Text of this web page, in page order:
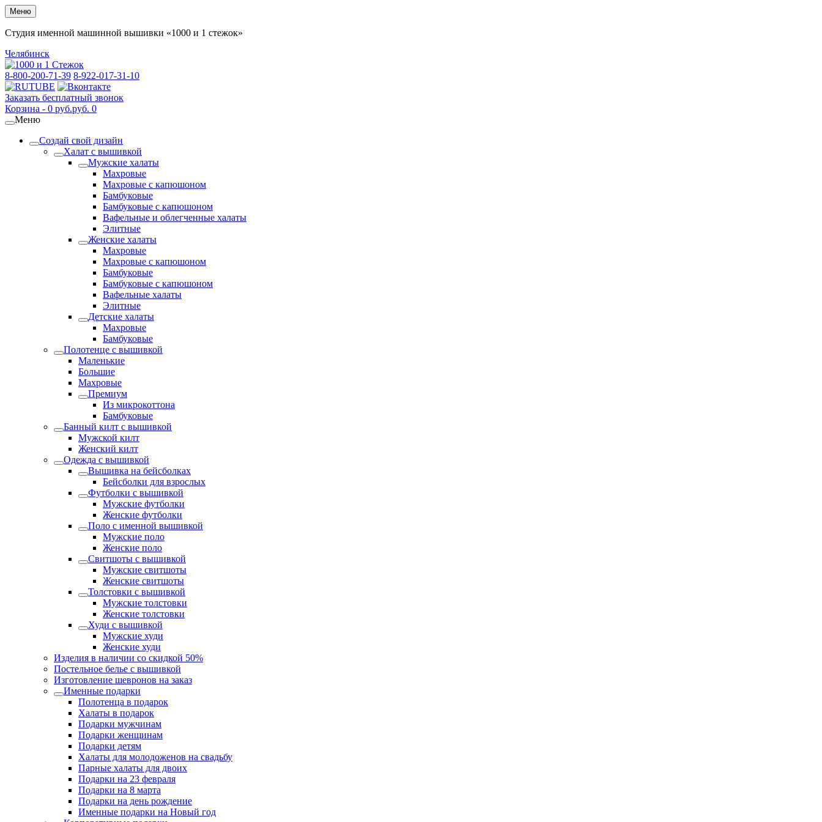
Меню
Студия именной машинной вышивки «1000 и 1 стежок»
Челябинск
8-800-200-71-39 8-922-017-31-10
Заказать бесплатный звонок
Корзина - 0 руб.руб. 0
Меню
Создай свой дизайн
Халат с вышивкой
Мужские халаты
Махровые
Махровые с капюшоном
Бамбуковые
Бамбуковые с капюшоном
Вафельные и облегченные халаты
Элитные
Женские халаты
Махровые
Махровые с капюшоном
Бамбуковые
Бамбуковые с капюшоном
Вафельные халаты
Элитные
Детские халаты
Махровые
Бамбуковые
Полотенце с вышивкой
Маленькие
Большие
Махровые
Премиум
Из микрокоттона
Бамбуковые
Банный килт с вышивкой
Мужской килт
Женский килт
Одежда с вышивкой
Вышивка на бейсболках
Бейсболки для взрослых
Футболки с вышивкой
Мужские футболки
Женские футболки
Поло с именной вышивкой
Мужские поло
Женские поло
Свитшоты с вышивкой
Мужские свитшоты
Женские свитшоты
Толстовки с вышивкой
Мужские толстовки
Женские толстовки
Худи с вышивкой
Мужские худи
Женские худи
Изделия в наличии со скидкой 50%
Постельное белье с вышивкой
Изготовление шевронов на заказ
Именные подарки
Полотенца в подарок
Халаты в подарок
Подарки мужчинам
Подарки женщинам
Подарки детям
Халаты для молодоженов на свадьбу
Парные халаты для двоих
Подарки на 23 февраля
Подарки на 8 марта
Подарки на день рождение
Именные подарки на Новый год